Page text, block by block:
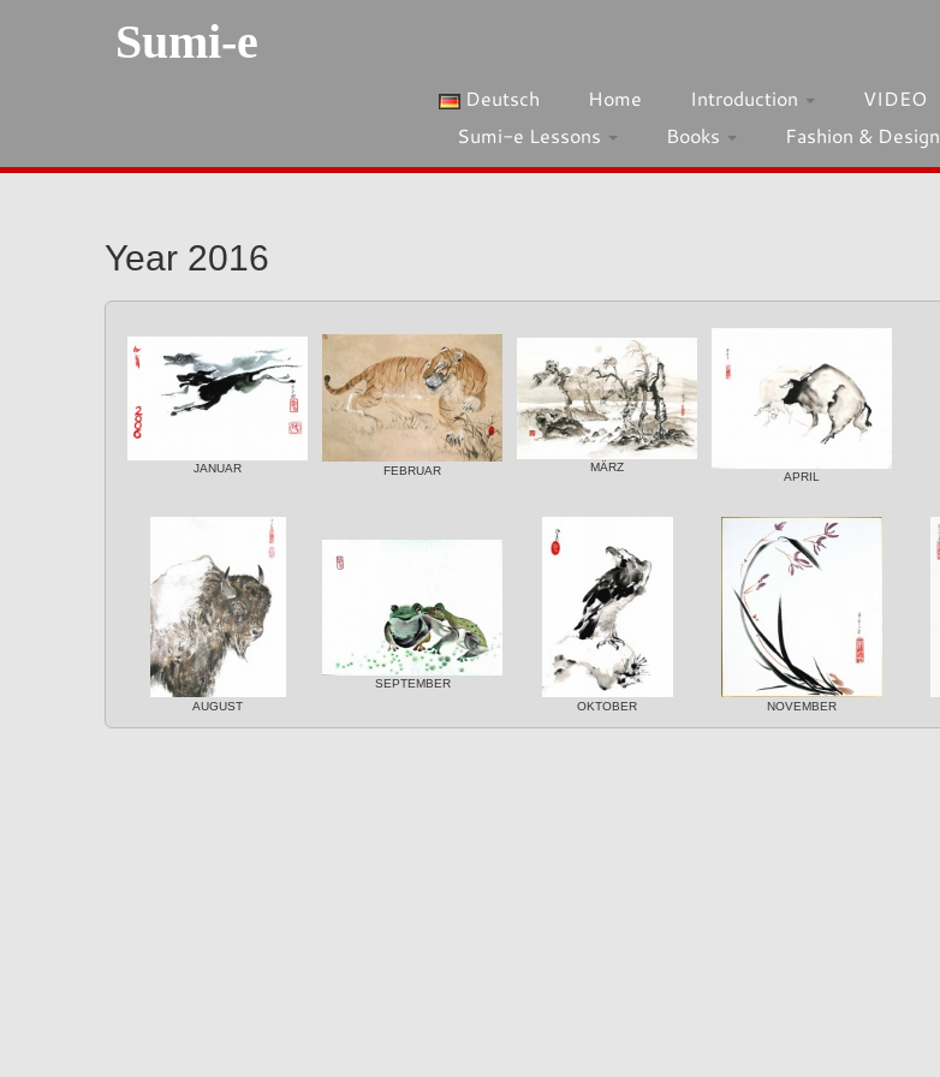
Sumi-e
Deutsch Home Introduction VIDEO
Sumi-e Lessons
Books Fashion & Design
Year 2016
JANUAR FEBRUAR MÄRZ
APRIL
AUGUST
SEPTEMBER
OKTOBER
NOVEMBER